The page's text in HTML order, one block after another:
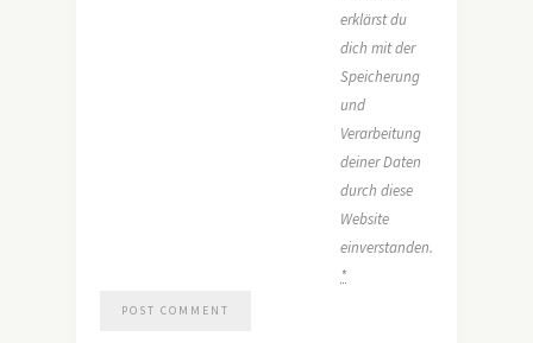
erklärst du
dich mit der
Speicherung
und
Verarbeitung
deiner Daten
durch diese
Website
einverstanden.
*